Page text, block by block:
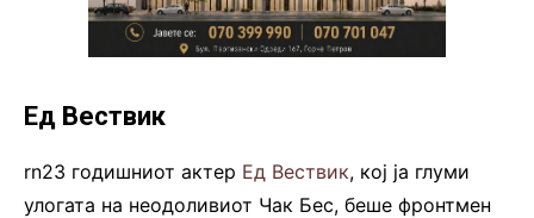
Ед Вествик
rn23 годишниот актер Ед Вествик, кој ја глуми
улогата на неодоливиот Чак Бес, беше фронтмен